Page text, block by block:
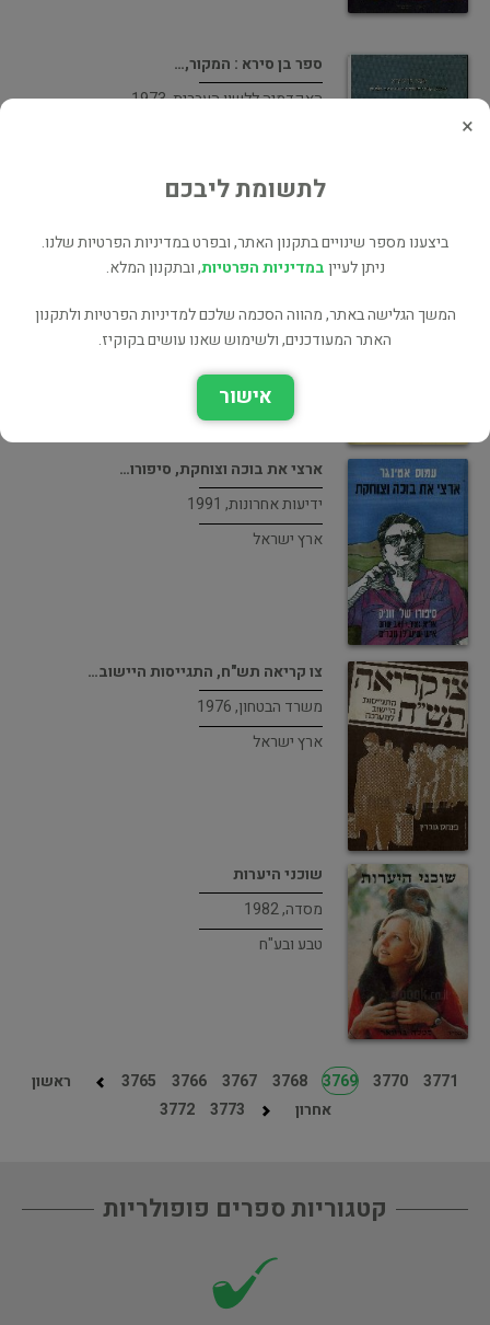
ספר בן סירא : המקור,…
האקדמיה ללשון העברית, 1973
אנשי תש"ח
ארץ ישראל
ארצי את בוכה וצוחקת, סיפורו…
ידיעות אחרונות, 1991
ארץ ישראל
צו קריאה תש"ח, התגייסות היישוב…
משרד הבטחון, 1976
ארץ ישראל
שוכני היערות
מסדה, 1982
טבע ובע"ח
ראשון 3765 3766 3767 3768 3769 3770
3771
3772
3773 אחרון
קטגוריות ספרים פופולריות
×
לתשומת ליבכם
ביצענו מספר שינויים בתקנון האתר, ובפרט במדיניות הפרטיות שלנו.
ניתן לעייןבמדיניות הפרטיות, ובתקנון המלא.
המשך הגלישה באתר, מהווה הסכמה שלכם למדיניות הפרטיות ולתקנון
האתר המעודכנים, ולשימוש שאנו עושים בקוקיז.
אישור